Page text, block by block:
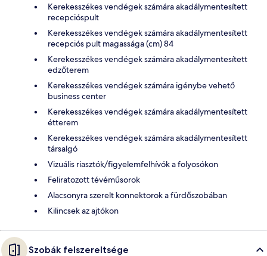
Kerekesszékes vendégek számára akadálymentesített
recepcióspult
Kerekesszékes vendégek számára akadálymentesített
recepciós pult magassága (cm) 84
Kerekesszékes vendégek számára akadálymentesített
edzőterem
Kerekesszékes vendégek számára igénybe vehető
business center
Kerekesszékes vendégek számára akadálymentesített
étterem
Kerekesszékes vendégek számára akadálymentesített
társalgó
Vizuális riasztók/figyelemfelhívók a folyosókon
Feliratozott tévéműsorok
Alacsonyra szerelt konnektorok a fürdőszobában
Kilincsek az ajtókon
Szobák felszereltsége